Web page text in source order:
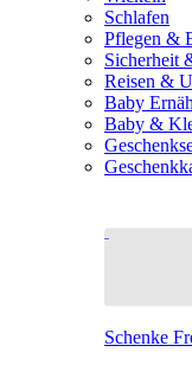
Schlafen
Pflegen &
Sicherheit
Reisen &
Baby
Baby &
Schenke